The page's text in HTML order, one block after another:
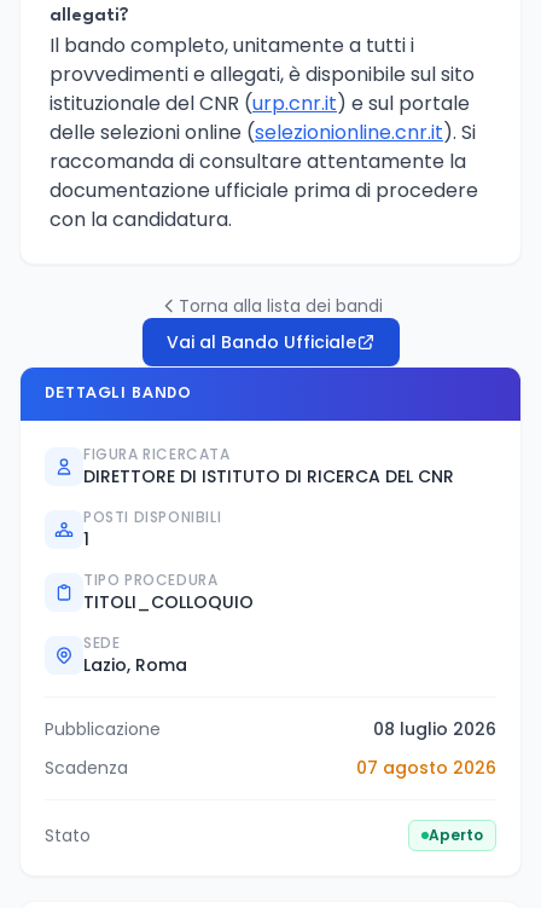
allegati?
Il bando completo, unitamente a tutti i
provvedimenti e allegati, è disponibile sul sito
istituzionale del CNR (urp.cnr.it) e sul portale
delle selezioni online (selezionionline.cnr.it). Si
raccomanda di consultare attentamente la
documentazione ufficiale prima di procedere
con la candidatura.
Torna alla lista dei bandi
Vai al Bando Ufficiale
DETTAGLI BANDO
FIGURA RICERCATA
DIRETTORE DI ISTITUTO DI RICERCA DEL CNR
POSTI DISPONIBILI
1
TIPO PROCEDURA
TITOLI_COLLOQUIO
SEDE
Lazio, Roma
Pubblicazione
08 luglio 2026
Scadenza
07 agosto 2026
Stato Aperto